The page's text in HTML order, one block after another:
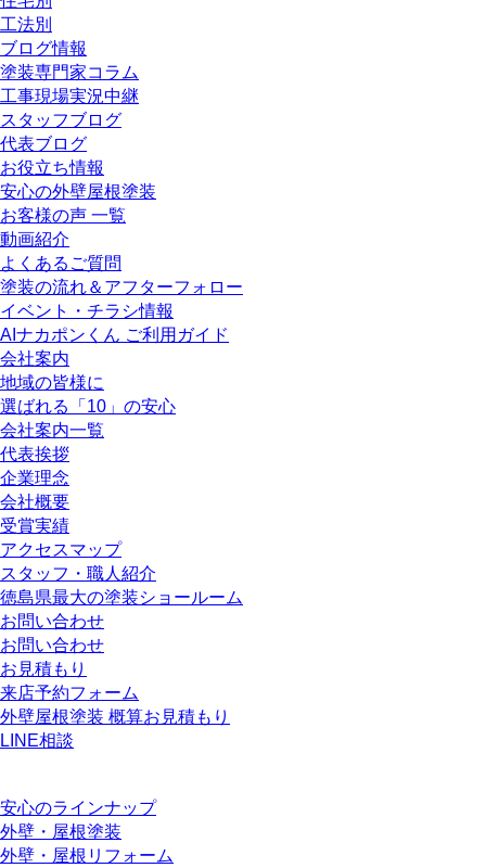
工法別
ブログ情報
塗装専門家コラム
工事現場実況中継
スタッフブログ
代表ブログ
お役立ち情報
安心の外壁屋根塗装
お客様の声 一覧
動画紹介
よくあるご質問
塗装の流れ＆アフターフォロー
イベント・チラシ情報
AIナカポンくん ご利用ガイド
会社案内
地域の皆様に
選ばれる「10」の安心
会社案内一覧
代表挨拶
企業理念
会社概要
受賞実績
アクセスマップ
スタッフ・職人紹介
徳島県最大の塗装ショールーム
お問い合わせ
お問い合わせ
お見積もり
来店予約フォーム
外壁屋根塗装 概算お見積もり
LINE相談
安心のラインナップ
外壁・屋根塗装
外壁・屋根リフォーム